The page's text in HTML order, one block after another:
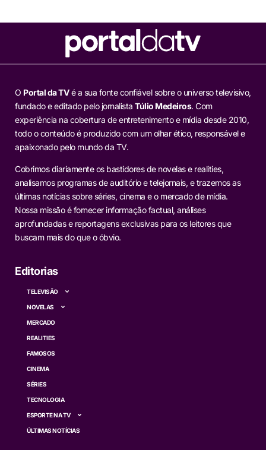
O Portal da TVé a sua fonte confiável sobre o universo televisivo,
fundado e editado pelo jornalista Túlio Medeiros. Com
experiência na cobertura de entretenimento e mídia desde 2010,
todo o conteúdo é produzido com um olhar ético, responsável e
apaixonado pelo mundo da TV.
Cobrimos diariamente os bastidores de novelas e realities,
analisamos programas de auditório e telejornais, e trazemos as
últimas notícias sobre séries, cinema e o mercado de mídia.
Nossa missão é fornecer informação factual, análises
aprofundadas e reportagens exclusivas para os leitores que
buscam mais do que o óbvio.
Editorias
TELEVISÃO
NOVELAS
MERCADO
REALITIES
FAMOSOS
CINEMA
SÉRIES
TECNOLOGIA
ESPORTE NA TV
ÚLTIMAS NOTÍCIAS